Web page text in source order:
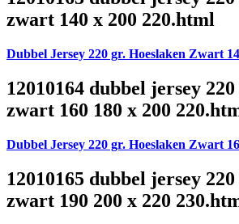
zwart 140 x 200 220.html
Dubbel Jersey 220 gr. Hoeslaken Zwart
12010164 dubbel jersey
zwart 160 180 x 200
Dubbel Jersey 220 gr. Hoeslaken Zwart
12010165 dubbel jersey
zwart 190 200 x 220